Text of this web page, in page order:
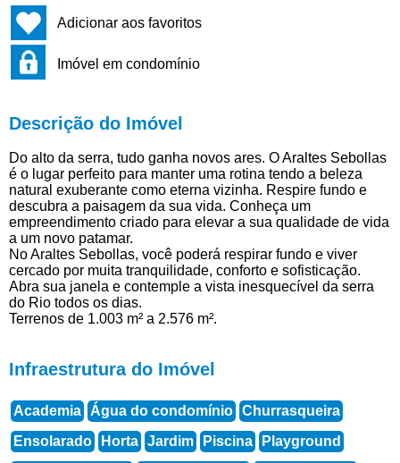
Adicionar aos favoritos
Imóvel em condomínio
Descrição do Imóvel
Do alto da serra, tudo ganha novos ares. O Araltes Sebollas
é o lugar perfeito para manter uma rotina tendo a beleza
natural exuberante como eterna vizinha. Respire fundo e
descubra a paisagem da sua vida. Conheça um
empreendimento criado para elevar a sua qualidade de vida
a um novo patamar.
No Araltes Sebollas, você poderá respirar fundo e viver
cercado por muita tranquilidade, conforto e sofisticação.
Abra sua janela e contemple a vista inesquecível da serra
do Rio todos os dias.
Terrenos de 1.003 m² a 2.576 m².
Infraestrutura do Imóvel
Academia Água do condomínio Churrasqueira
Ensolarado
Horta Jardim Piscina
Playground